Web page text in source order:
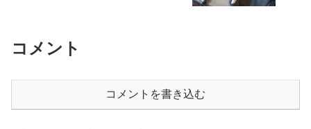
コメント
コメントを書き込む